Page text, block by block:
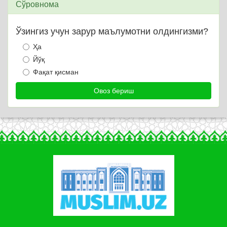
Сўровнома
Ўзингиз учун зарур маълумотни олдингизми?
Ҳа
Йўқ
Фақат қисман